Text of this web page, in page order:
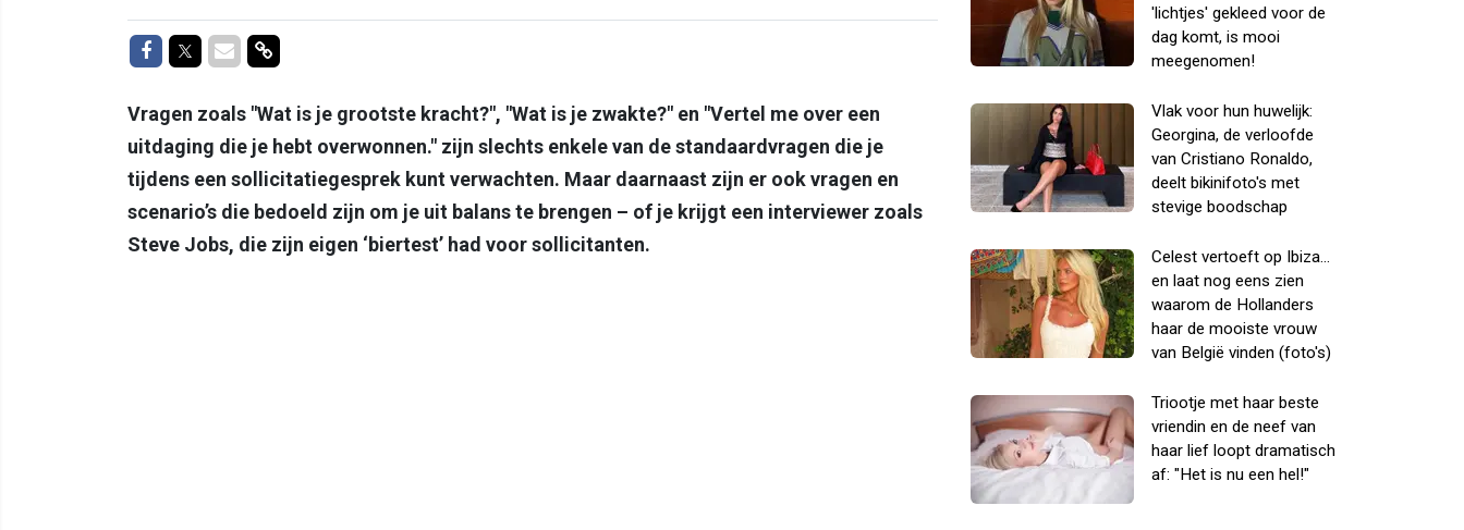
Delen op Facebook
Delen op Twitter
Delen via Mail
Delen via link
Vragen zoals "Wat is je grootste kracht?", "Wat is je zwakte?" en "Vertel me over een
uitdaging die je hebt overwonnen." zijn slechts enkele van de standaardvragen die je
tijdens een sollicitatiegesprek kunt verwachten. Maar daarnaast zijn er ook vragen en
scenario’s die bedoeld zijn om je uit balans te brengen – of je krijgt een interviewer zoals
Steve Jobs, die zijn eigen ‘biertest’ had voor sollicitanten.
'lichtjes' gekleed voor de
dag komt, is mooi
meegenomen!
Vlak voor hun huwelijk:
Georgina, de verloofde
van Cristiano Ronaldo,
deelt bikinifoto's met
stevige boodschap
Celest vertoeft op Ibiza...
en laat nog eens zien
waarom de Hollanders
haar de mooiste vrouw
van België vinden (foto's)
Triootje met haar beste
vriendin en de neef van
haar lief loopt dramatisch
af: "Het is nu een hel!"